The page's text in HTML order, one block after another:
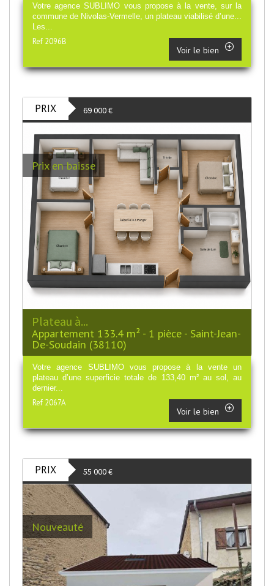
Votre agence SUBLIMO vous propose à la vente, sur la
commune de Nivolas-Vermelle, un plateau viabilisé d’une...
Les...
Ref 2096B
Voir le bien
PRIX 69 000€
Prix en baisse
Plateau à...
Appartement 133.4 m² - 1 pièce - Saint-Jean-
De-Soudain (38110)
Votre agence SUBLIMO vous propose à la vente un
plateau d’une superficie totale de 133,40 m² au sol, au
dernier...
Ref 2067A
Voir le bien
PRIX 55 000€
Nouveauté